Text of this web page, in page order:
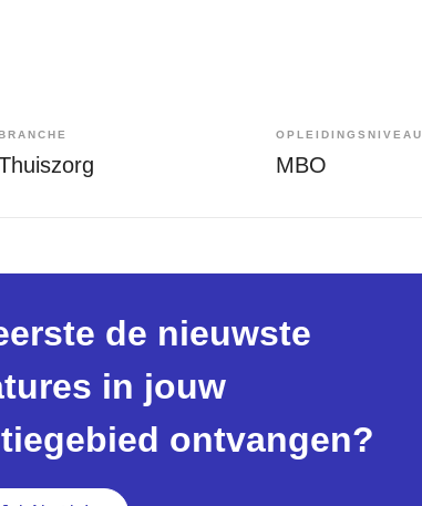
OPLEIDINGSNIVEAU
MBO
de nieuwste
in jouw
ontvangen?